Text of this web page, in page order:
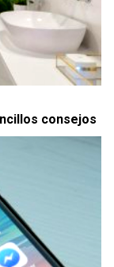
consejos